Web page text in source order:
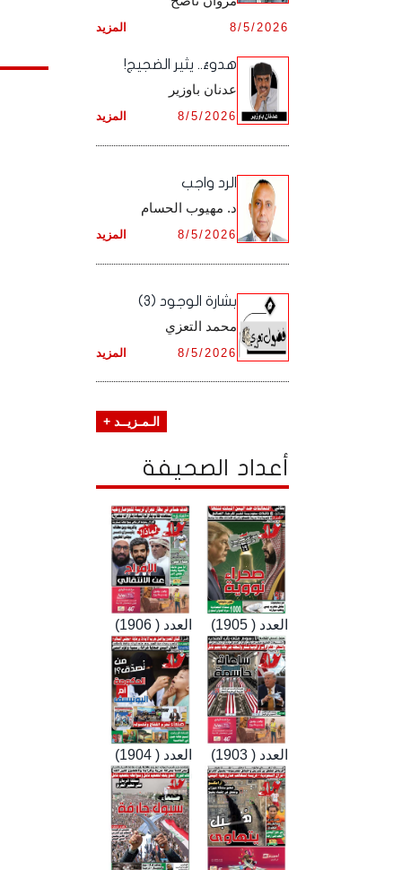
أرشيف شهر ديـسـمـبـر ,
أرشيف شهر نـوفـمـبـر ,
أرشيف شهر ديـسـمـبـر ,
المزيد 8/5/2026
هدوءٌ.. يثير الضجيج!
عدنان باوزير
المزيد 8/5/2026
الرد واجب
د. مهيوب الحسام
المزيد 8/5/2026
بشارة الوجود (3)
محمد التعزي
المزيد 8/5/2026
الـمـزيــد +
أعداد الصحيفة
العدد ( 1906) العدد ( 1905)
العدد ( 1904) العدد ( 1903)